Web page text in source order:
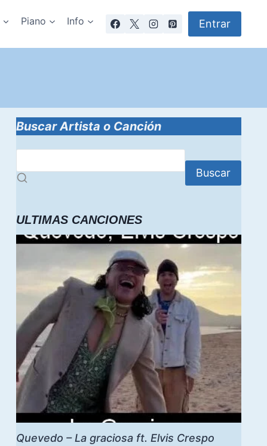
Piano Info Entrar
Buscar Artista o Canción
Buscar
ULTIMAS CANCIONES
Quevedo – La graciosa ft. Elvis Crespo